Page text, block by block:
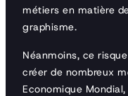
métiers en matière
graphisme.
Néanmoins, ce
créer de nombreux
Economique Mondial,